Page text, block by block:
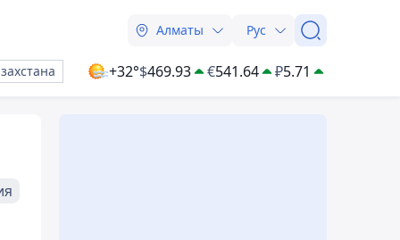
Алматы Рус
+32°$469.93 €541.64 ₽5.71